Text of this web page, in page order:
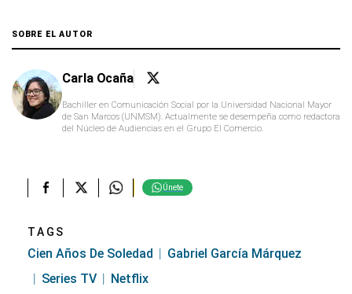
SOBRE EL AUTOR
Carla Ocaña
Bachiller en Comunicación Social por la Universidad Nacional Mayor
de San Marcos (UNMSM). Actualmente se desempeña como redactora
del Núcleo de Audiencias en el Grupo El Comercio.
Únete
TAGS
Cien Años De Soledad
Gabriel García Márquez
Series TV
Netflix